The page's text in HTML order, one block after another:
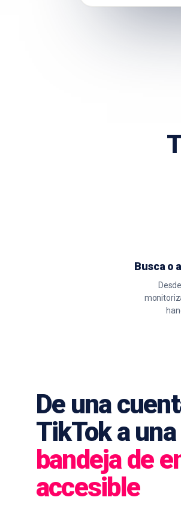
Busca o
De una
TikTok a una
bandeja de
accesible